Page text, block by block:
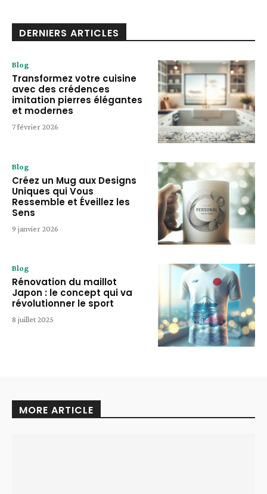
DERNIERS ARTICLES
Blog
Transformez votre cuisine
avec des crédences
imitation pierres élégantes
et modernes
7 février 2026
Blog
Créez un Mug aux Designs
Uniques qui Vous
Ressemble et Éveillez les
Sens
9 janvier 2026
Blog
Rénovation du maillot
Japon : le concept qui va
révolutionner le sport
8 juillet 2025
MORE ARTICLE